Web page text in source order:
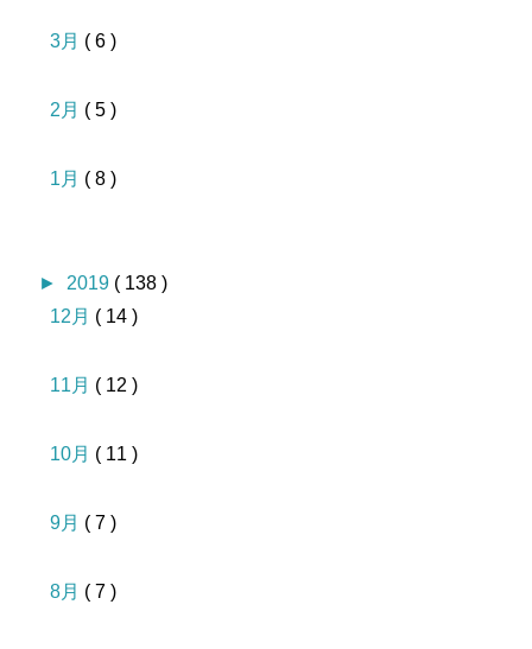
3月 ( 6 )
2月 ( 5 )
1月 ( 8 )
► 2019 ( 138 )
12月 ( 14 )
11月 ( 12 )
10月 ( 11 )
9月 ( 7 )
8月 ( 7 )